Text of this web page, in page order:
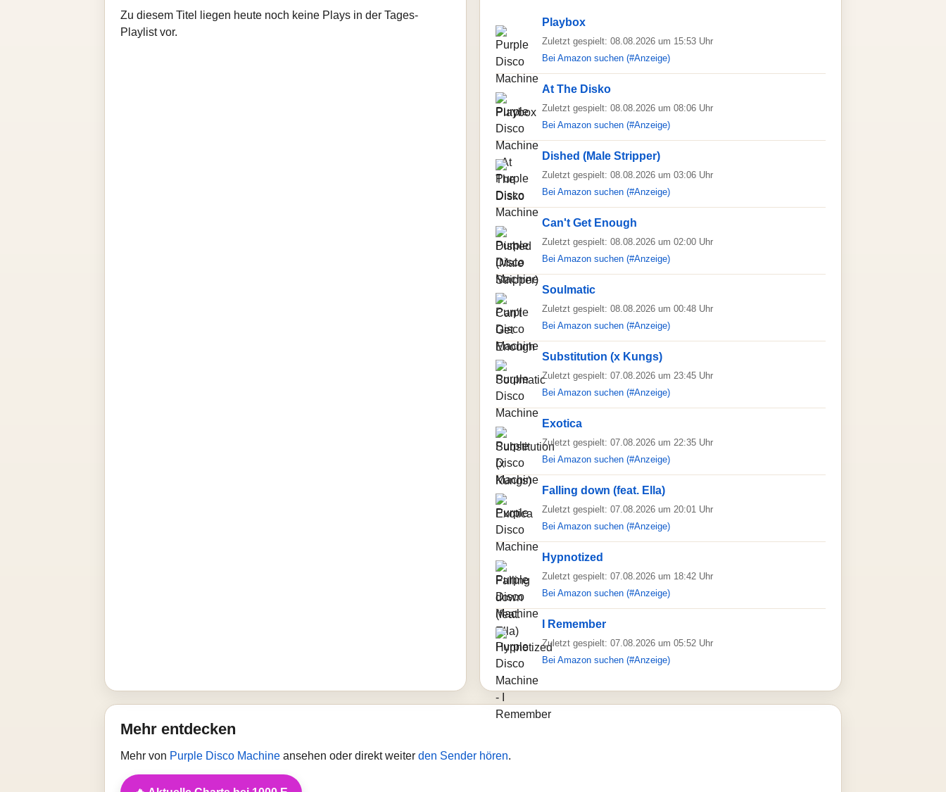
Zu diesem Titel liegen heute noch keine Plays in der Tages-
Playlist vor.
Playbox
Zuletzt gespielt: 08.08.2026 um 15:53 Uhr
Bei Amazon suchen (#Anzeige)
At The Disko
Zuletzt gespielt: 08.08.2026 um 08:06 Uhr
Bei Amazon suchen (#Anzeige)
Dished (Male Stripper)
Zuletzt gespielt: 08.08.2026 um 03:06 Uhr
Bei Amazon suchen (#Anzeige)
Can't Get Enough
Zuletzt gespielt: 08.08.2026 um 02:00 Uhr
Bei Amazon suchen (#Anzeige)
Soulmatic
Zuletzt gespielt: 08.08.2026 um 00:48 Uhr
Bei Amazon suchen (#Anzeige)
Substitution (x Kungs)
Zuletzt gespielt: 07.08.2026 um 23:45 Uhr
Bei Amazon suchen (#Anzeige)
Exotica
Zuletzt gespielt: 07.08.2026 um 22:35 Uhr
Bei Amazon suchen (#Anzeige)
Falling down (feat. Ella)
Zuletzt gespielt: 07.08.2026 um 20:01 Uhr
Bei Amazon suchen (#Anzeige)
Hypnotized
Zuletzt gespielt: 07.08.2026 um 18:42 Uhr
Bei Amazon suchen (#Anzeige)
I Remember
Zuletzt gespielt: 07.08.2026 um 05:52 Uhr
Bei Amazon suchen (#Anzeige)
Mehr entdecken
Mehr von Purple Disco Machine ansehen oder direkt weiter den Sender hören.